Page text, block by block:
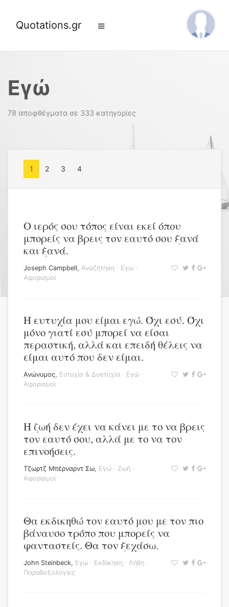
Quotations.gr
Εγώ
78 αποφθέγματα σε 333 κατηγορίες
1 2 3 4
Ο ιερός σου τόπος είναι εκεί όπου
μπορείς να βρεις τον εαυτό σου ξανά
και ξανά.
Joseph Campbell, Αναζήτηση · Εγώ ·
Αφορισμοί
Η ευτυχία μου είμαι εγώ. Όχι εσύ. Όχι
μόνο γιατί εσύ μπορεί να είσαι
περαστική, αλλά και επειδή θέλεις να
είμαι αυτό που δεν είμαι.
Ανώνυμος, Ευτυχία & Δυστυχία · Εγώ ·
Αφορισμοί
Η ζωή δεν έχει να κάνει με το να βρεις
τον εαυτό σου, αλλά με το να τον
επινοήσεις.
Τζωρτζ Μπέρναρντ Σω, Εγώ · Ζωή ·
Αφορισμοί
Θα εκδικηθώ τον εαυτό μου με τον πιο
βάναυσο τρόπο που μπορείς να
φανταστείς. Θα τον ξεχάσω.
John Steinbeck, Εγώ · Εκδίκηση · Λήθη ·
Παραδοξολογίες